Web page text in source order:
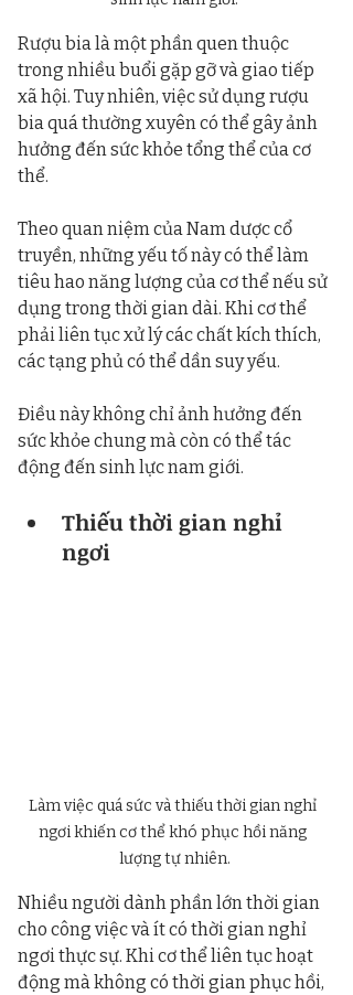
Rượu bia là một phần quen thuộc
trong nhiều buổi gặp gỡ và giao tiếp
xã hội. Tuy nhiên, việc sử dụng rượu
bia quá thường xuyên có thể gây ảnh
hưởng đến sức khỏe tổng thể của cơ
thể.
Theo quan niệm của Nam dược cổ
truyền, những yếu tố này có thể làm
tiêu hao năng lượng của cơ thể nếu sử
dụng trong thời gian dài. Khi cơ thể
phải liên tục xử lý các chất kích thích,
các tạng phủ có thể dần suy yếu.
Điều này không chỉ ảnh hưởng đến
sức khỏe chung mà còn có thể tác
động đến sinh lực nam giới.
Thiếu thời gian nghỉ
ngơi
Làm việc quá sức và thiếu thời gian nghỉ
ngơi khiến cơ thể khó phục hồi năng
lượng tự nhiên.
Nhiều người dành phần lớn thời gian
cho công việc và ít có thời gian nghỉ
ngơi thực sự. Khi cơ thể liên tục hoạt
động mà không có thời gian phục hồi,